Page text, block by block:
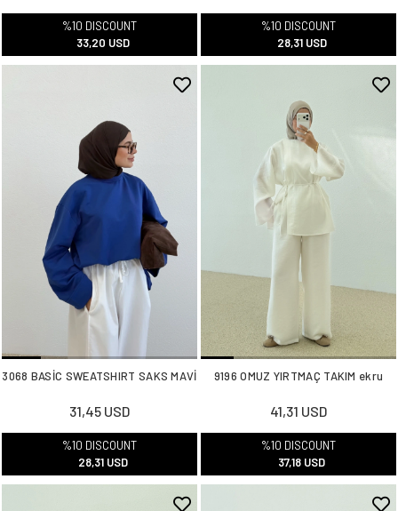
%10 DISCOUNT
33,20 USD
%10 DISCOUNT
28,31 USD
3068 BASİC SWEATSHIRT SAKS MAVİ
31,45 USD
%10 DISCOUNT
28,31 USD
9196 OMUZ YIRTMAÇ TAKIM ekru
41,31 USD
%10 DISCOUNT
37,18 USD